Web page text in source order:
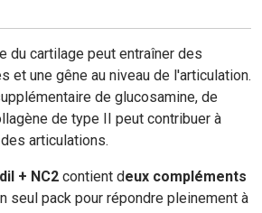
du cartilage peut entraîner des
et une gêne au niveau de l'articulation.
de glucosamine, de
de type II peut contribuer à
articulations.
+ NC2 contient deux compléments
seul pack pour répondre pleinement à